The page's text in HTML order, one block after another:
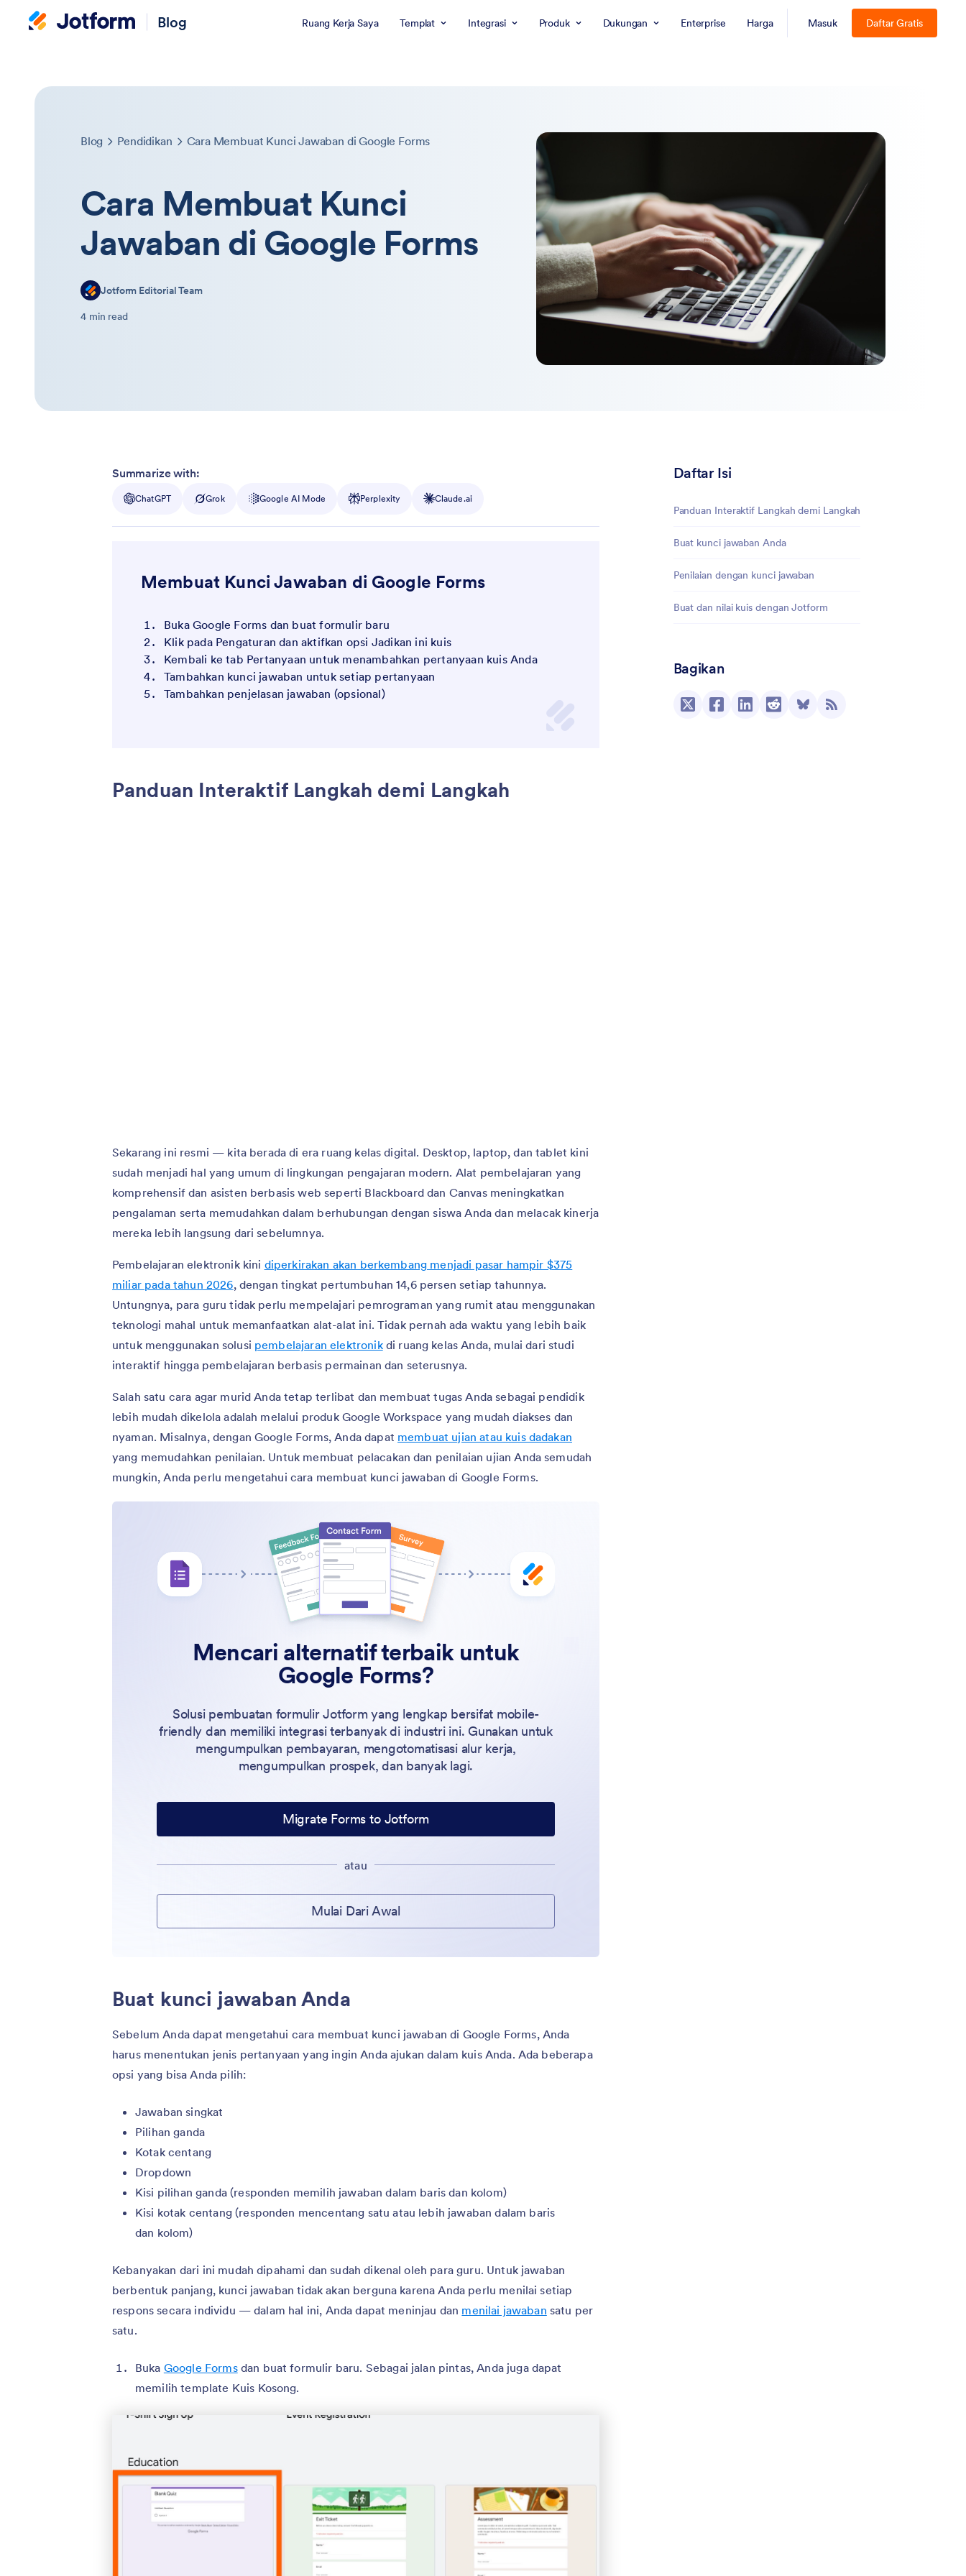
Blog Ruang Kerja Saya Templat Integrasi Produk Dukungan Enterprise Harga Masuk Daftar Gratis
Blog Pendidikan Cara Membuat Kunci Jawaban di Google Forms
Cara Membuat Kunci
Jawaban di Google Forms
Jotform Editorial Team
4 min read
Daftar Isi
Panduan Interaktif Langkah demi Langkah
Buat kunci jawaban Anda
Penilaian dengan kunci jawaban
Buat dan nilai kuis dengan Jotform
Bagikan
Summarize with:
ChatGPT Grok Google AI Mode Perplexity Claude.ai
Membuat Kunci Jawaban di Google Forms
Buka Google Forms dan buat formulir baru
Klik pada Pengaturan dan aktifkan opsi Jadikan ini kuis
Kembali ke tab Pertanyaan untuk menambahkan pertanyaan kuis Anda
Tambahkan kunci jawaban untuk setiap pertanyaan
Tambahkan penjelasan jawaban (opsional)
Panduan Interaktif Langkah demi Langkah
Sekarang ini resmi — kita berada di era ruang kelas digital. Desktop, laptop, dan tablet kini
sudah menjadi hal yang umum di lingkungan pengajaran modern. Alat pembelajaran yang
komprehensif dan asisten berbasis web seperti Blackboard dan Canvas meningkatkan
pengalaman serta memudahkan dalam berhubungan dengan siswa Anda dan melacak kinerja
mereka lebih langsung dari sebelumnya.
Pembelajaran elektronik kini diperkirakan akan berkembang menjadi pasar hampir $375
miliar pada tahun 2026, dengan tingkat pertumbuhan 14,6 persen setiap tahunnya.
Untungnya, para guru tidak perlu mempelajari pemrograman yang rumit atau menggunakan
teknologi mahal untuk memanfaatkan alat-alat ini. Tidak pernah ada waktu yang lebih baik
untuk menggunakan solusi pembelajaran elektronikdi ruang kelas Anda, mulai dari studi
interaktif hingga pembelajaran berbasis permainan dan seterusnya.
Salah satu cara agar murid Anda tetap terlibat dan membuat tugas Anda sebagai pendidik
lebih mudah dikelola adalah melalui produk Google Workspace yang mudah diakses dan
nyaman. Misalnya, dengan Google Forms, Anda dapat membuat ujian atau kuis dadakan
yang memudahkan penilaian. Untuk membuat pelacakan dan penilaian ujian Anda semudah
mungkin, Anda perlu mengetahui cara membuat kunci jawaban di Google Forms.
Mencari alternatif terbaik untuk
Google Forms?
Solusi pembuatan formulir Jotform yang lengkap bersifat mobile-
friendly dan memiliki integrasi terbanyak di industri ini. Gunakan untuk
mengumpulkan pembayaran, mengotomatisasi alur kerja,
mengumpulkan prospek, dan banyak lagi.
Migrate Forms to Jotform
atau
Mulai Dari Awal
Buat kunci jawaban Anda
Sebelum Anda dapat mengetahui cara membuat kunci jawaban di Google Forms, Anda
harus menentukan jenis pertanyaan yang ingin Anda ajukan dalam kuis Anda. Ada beberapa
opsi yang bisa Anda pilih:
Jawaban singkat
Pilihan ganda
Kotak centang
Dropdown
Kisi pilihan ganda (responden memilih jawaban dalam baris dan kolom)
Kisi kotak centang (responden mencentang satu atau lebih jawaban dalam baris
dan kolom)
Kebanyakan dari ini mudah dipahami dan sudah dikenal oleh para guru. Untuk jawaban
berbentuk panjang, kunci jawaban tidak akan berguna karena Anda perlu menilai setiap
respons secara individu — dalam hal ini, Anda dapat meninjau dan menilai jawaban satu per
satu.
Buka Google Formsdan buat formulir baru. Sebagai jalan pintas, Anda juga dapat
memilih template Kuis Kosong.